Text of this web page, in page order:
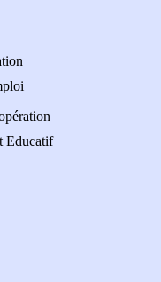
Educatif